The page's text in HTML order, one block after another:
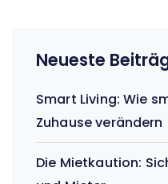
Neueste
Smart Living: Wie
Zuhause verändern
Die Mietkaution: